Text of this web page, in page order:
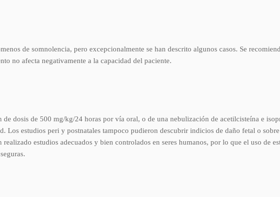
de somnolencia, pero excepcionalmente se han descrito algunos casos. Se
no afecta negativamente a la capacidad del paciente.
dosis de 500 mg/kg/24 horas por vía oral, o de una nebulización de acetilcisteína e
Los estudios peri y postnatales tampoco pudieron descubrir indicios de daño fetal o
estudios adecuados y bien controlados en seres humanos, por lo que el uso de